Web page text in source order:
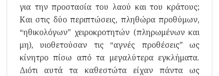
για την προστασία του λαού και του κράτους;
Και στις δύο περιπτώσεις, πληθώρα προθύμων,
“ηθικολόγων” χειροκροτητών (πληρωμένων και
μη), υιοθετούσαν τις “αγνές προθέσεις” ως
κίνητρο πίσω από τα μεγαλύτερα εγκλήματα.
Διότι αυτά τα καθεστώτα είχαν πάντα ως